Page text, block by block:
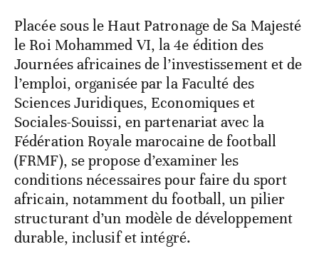
Placée sous le Haut Patronage de Sa Majesté
le Roi Mohammed VI, la 4e édition des
Journées africaines de l’investissement et de
l’emploi, organisée par la Faculté des
Sciences Juridiques, Economiques et
Sociales-Souissi, en partenariat avec la
Fédération Royale marocaine de football
(FRMF), se propose d’examiner les
conditions nécessaires pour faire du sport
africain, notamment du football, un pilier
structurant d’un modèle de développement
durable, inclusif et intégré.